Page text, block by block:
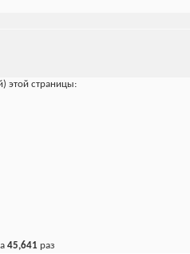
этой страницы:
45,641 раз